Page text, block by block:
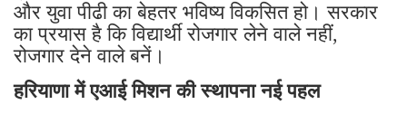
और युवा पीढी का बेहतर भविष्य विकसित हो। सरकार
का प्रयास है कि विद्यार्थी रोजगार लेने वाले नहीं,
रोजगार देने वाले बनें।
हरियाणा में एआई मिशन की स्थापना नई पहल